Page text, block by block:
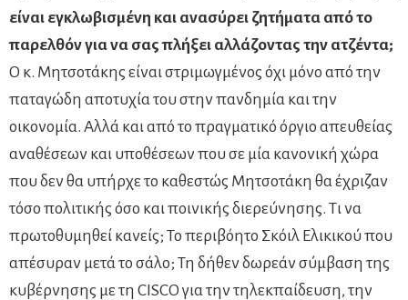
είναι εγκλωβισμένη και ανασύρει ζητήματα από το
παρελθόν για να σας πλήξει αλλάζοντας την ατζέντα;
Ο κ. Μητσοτάκης είναι στριμωγμένος όχι μόνο από την
παταγώδη αποτυχία του στην πανδημία και την
οικονομία. Αλλά και από το πραγματικό όργιο απευθείας
αναθέσεων και υποθέσεων που σε μία κανονική χώρα
που δεν θα υπήρχε το καθεστώς Μητσοτάκη θα έχριζαν
τόσο πολιτικής όσο και ποινικής διερεύνησης. Τι να
πρωτοθυμηθεί κανείς; Το περιβόητο Σκόιλ Ελικικού που
απέσυραν μετά το σάλο; Τη δήθεν δωρεάν σύμβαση της
κυβέρνησης με τη CISCO για την τηλεκπαίδευση, την